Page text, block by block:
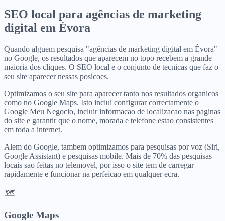
SEO local para agências de marketing
digital em Évora
Quando alguem pesquisa "agências de marketing digital em Évora"
no Google, os resultados que aparecem no topo recebem a grande
maioria dos cliques. O SEO local e o conjunto de tecnicas que faz o
seu site aparecer nessas posicoes.
Optimizamos o seu site para aparecer tanto nos resultados organicos
como no Google Maps. Isto inclui configurar correctamente o
Google Meu Negocio, incluir informacao de localizacao nas paginas
do site e garantir que o nome, morada e telefone estao consistentes
em toda a internet.
Alem do Google, tambem optimizamos para pesquisas por voz (Siri,
Google Assistant) e pesquisas mobile. Mais de 70% das pesquisas
locais sao feitas no telemovel, por isso o site tem de carregar
rapidamente e funcionar na perfeicao em qualquer ecra.
🗺️
Google Maps